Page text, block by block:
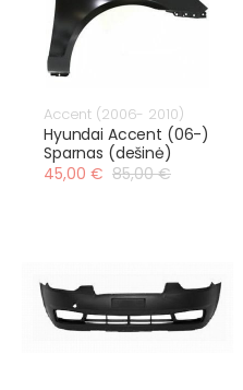
Accent (2006- 2010)
Hyundai Accent (06-)
Sparnas (dešinė)
45,00 € 85,00 €